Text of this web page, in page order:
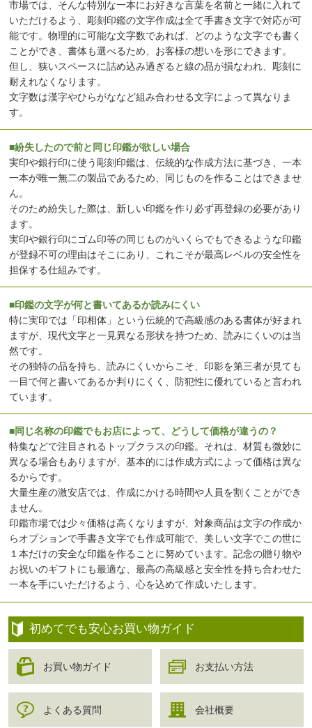
市場では、そんな特別な一本にお好きな言葉を名前と一緒に入れて
いただけるよう、彫刻印鑑の文字作成は全て手書き文字で対応が可
能です。物理的に可能な文字数であれば、どのような文字でも書く
ことができ、書体も選べるため、お客様の想いを形にできます。
但し、狭いスペースに詰め込み過ぎると線の品が損なわれ、彫刻に
耐えれなくなります。
文字数は漢字やひらがななど組み合わせる文字によって異なりま
す。
■紛失したので前と同じ印鑑が欲しい場合
実印や銀行印に使う彫刻印鑑は、伝統的な作成方法に基づき、一本
一本が唯一無二の製品であるため、同じものを作ることはできませ
ん。
そのため紛失した際は、新しい印鑑を作り必ず再登録の必要があり
ます。
実印や銀行印にゴム印等の同じものがいくらでもできるような印鑑
が登録不可の理由はそこにあり、これこそが最高レベルの安全性を
担保する仕組みです。
■印鑑の文字が何と書いてあるか読みにくい
特に実印では「印相体」という伝統的で高級感のある書体が好まれ
ますが、現代文字と一見異なる形状を持つため、読みにくいのは当
然です。
その独特の品を持ち、読みにくいからこそ、印影を第三者が見ても
一目で何と書いてあるか判りにくく、防犯性に優れていると言われ
ています。
■同じ名称の印鑑でもお店によって、どうして価格が違うの？
特集などで注目されるトップクラスの印鑑。それは、材質も微妙に
異なる場合もありますが、基本的には作成方式によって価格は異な
るからです。
大量生産の激安店では、作成にかける時間や人員を割くことができ
ません。
印鑑市場では少々価格は高くなりますが、対象商品は文字の作成か
らオプションで手書き文字でも作成可能で、美しい文字でこの世に
１本だけの安全な印鑑を作ることに努めています。記念の贈り物や
お祝いのギフトにも最適な、最高の高級感と安全性を持ち合わせた
一本を手にいただけるよう、心を込めて作成いたします。
初めてでも安心お買い物ガイド
お買い物ガイド お支払い方法
よくある質問 会社概要